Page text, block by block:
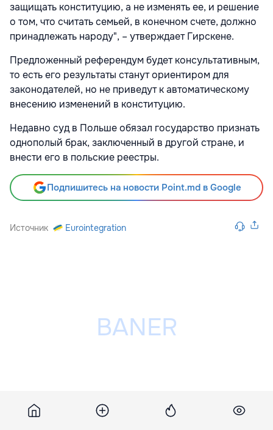
защищать конституцию, а не изменять ее, и решение
о том, что считать семьей, в конечном счете, должно
принадлежать народу", – утверждает Гирскене.
Предложенный референдум будет консультативным,
то есть его результаты станут ориентиром для
законодателей, но не приведут к автоматическому
внесению изменений в конституцию.
Недавно суд в Польше обязал государство признать
однополый брак, заключенный в другой стране, и
внести его в польские реестры.
Подпишитесь на новости Point.md в Google
Источник Eurointegration
Разместить рекламу на сайте